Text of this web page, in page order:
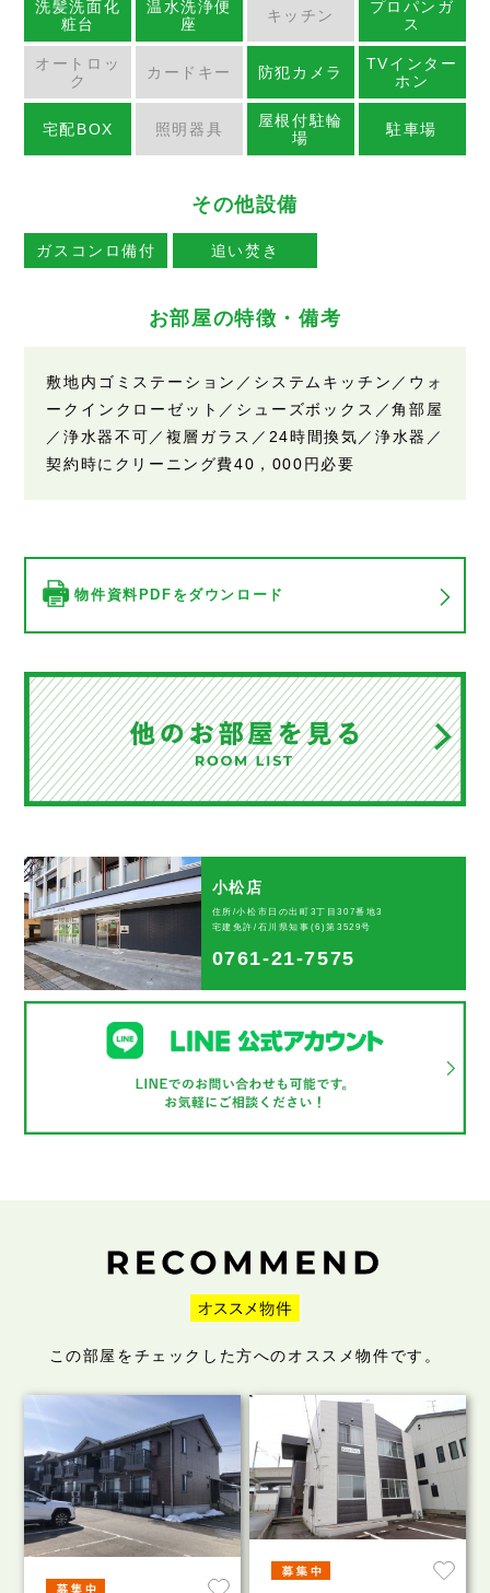
洗髪洗面化
粧台
温水洗浄便
座
キッチン
プロパンガ
ス
オートロッ
ク
カードキー 防犯カメラ
TVインター
ホン
宅配BOX 照明器具
屋根付駐輪
場
駐車場
その他設備
ガスコンロ備付 追い焚き
お部屋の特徴・備考
敷地内ゴミステーション／システムキッチン／ウォ
ークインクローゼット／シューズボックス／角部屋
／浄水器不可／複層ガラス／24時間換気／浄水器／
契約時にクリーニング費40，000円必要
物件資料PDFをダウンロード
小松店
住所/小松市日の出町3丁目307番地3
宅建免許/石川県知事(6)第3529号
0761-21-7575
この部屋をチェックした方へのオススメ物件です。